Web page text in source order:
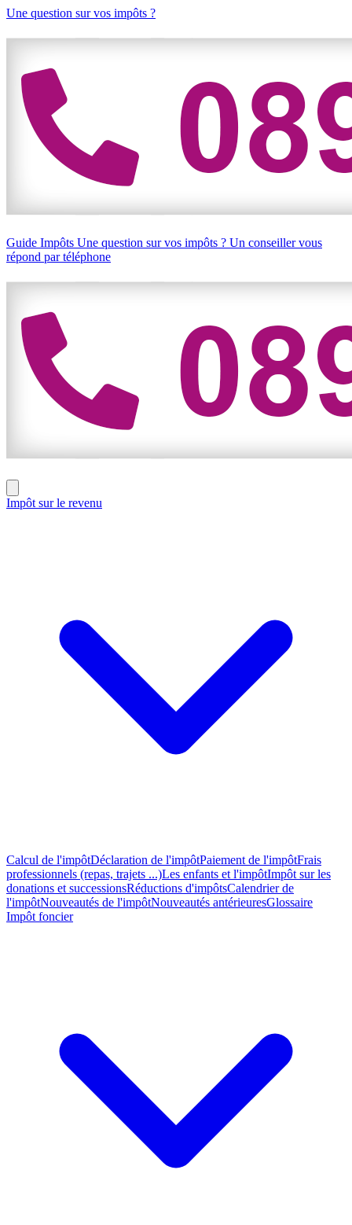
Une question sur vos impôts ?
Guide Impôts Une question sur vos impôts ? Un conseiller vous
répond par téléphone
Impôt sur le revenu
Calcul de l'impôtDéclaration de l'impôtPaiement de l'impôtFrais
professionnels (repas, trajets ...)Les enfants et l'impôtImpôt sur les
donations et successionsRéductions d'impôtsCalendrier de
l'impôtNouveautés de l'impôtNouveautés antérieuresGlossaire
Impôt foncier